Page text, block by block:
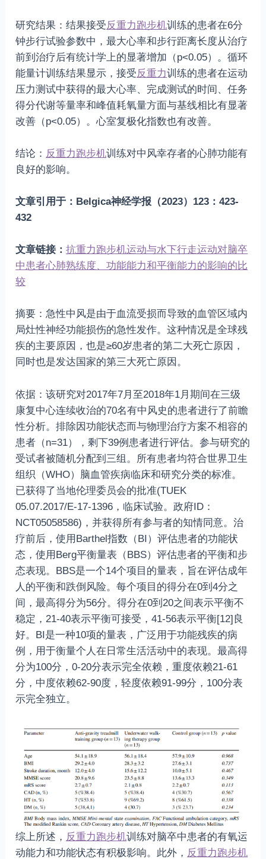
研究结果：结果接受反重力跑步机训练的患者在6分
钟步行试验参数中，最大心率和步行距离长度从治疗
前到治疗后有统计学上的显著增加（p<0.05）。循环
能量计训练结果显示，接受反重力训练的患者在运动
压力测试中获得的最大心率、完成测试的时间、任务
得分代谢等量率和峰值耗氧量方面与基线相比有显著
改善（p<0.05）。心室复极化指数也有改善。
结论： 反重力跑步机训练对中风幸存者的心肺功能有
良好的影响。
文章引用于：Belgica神经学报（2023）123：423-
432
文章链接：抗重力跑步机运动与水下行走运动对脑卒
中患者心肺熟练度、功能能力和平衡能力的影响的比
较
摘要：急性中风是由于血流受损而导致的血管区域内
局灶性神经功能损伤的急性发作。这种情况是全球残
疾的主要原因，也是≥60岁患者的第二大死亡原因，
同时也是发达国家的第三大死亡原因。
依据：该研究对2017年7月至2018年1月期间在三级
康复中心连续收治的70名有中风史的患者进行了前瞻
性分析。排除因功能状态而与物理治疗方案不相容的
患者（n=31），剩下39例患者进行评估。参与研究的
受试者被随机分配到三组。所有患者均符合世界卫生
组织（WHO）脑血管疾病临床和研究分类的标准。
已获得了当地伦理委员会的批准(TUEK
05.07.2017/E-17-1396，临床试验。政府ID：
NCT05058586)，并获得所有参与者的知情同意。治
疗前后，使用Barthel指数（BI）评估患者的功能状
态，使用Berg平衡量表（BBS）评估患者的平衡和步
态表现。BBS是一个14个项目的量表，旨在评估成年
人的平衡和跌倒风险。每个项目的得分在0到4分之
间，最高得分为56分。得分在0到20之间表示平衡不
稳定，21-40表示平衡可接受，41-56表示平衡[12]良
好。BI是一种10项的量表，广泛用于功能残疾的病
例，用于衡量个人在日常生活活动中的表现。最高得
分为100分，0-20分表示完全依赖，重度依赖21-61
分，中度依赖62-90度，轻度依赖91-99分，100分表
示完全独立。
综上所述， 反重力跑步机训练对脑卒中患者的有氧运
动能力和功能状态有积极影响。此外， 反重力跑步机